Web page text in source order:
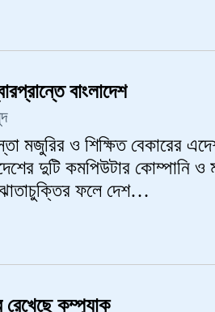
বাংলাদেশ
মজুরির ও শিক্ষিত বেকারের
দুটি কমপিউটার কোম্পানি ও
ফলে দেশ…
রেখেছে কম্প্যাক